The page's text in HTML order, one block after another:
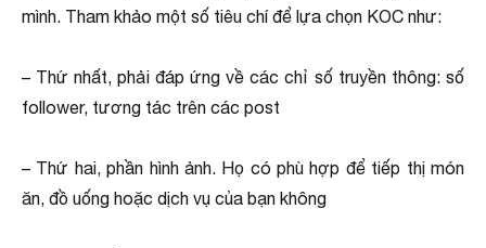
mình. Tham khảo một số tiêu chí để lựa chọn KOC như:
– Thứ nhất, phải đáp ứng về các chỉ số truyền thông: số
follower, tương tác trên các post
– Thứ hai, phần hình ảnh. Họ có phù hợp để tiếp thị món
ăn, đồ uống hoặc dịch vụ của bạn không